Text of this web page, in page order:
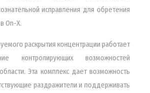
исправления для обретения
On-X.
раскрытия концентрации работает
контролирующих возможностей
Эта комплекс дает возможность
раздражители и поддерживать